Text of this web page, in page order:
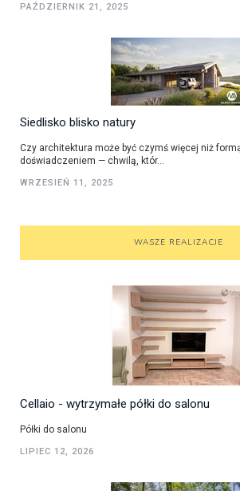
PAŹDZIERNIK 21, 2025
Siedlisko blisko natury
Czy architektura może być czymś więcej niż
doświadczeniem — chwilą, któr...
WRZESIEŃ 11, 2025
WASZE REALIZACJE
Cellaio - wytrzymałe półki do salonu
Półki do salonu
LIPIEC 12, 2026